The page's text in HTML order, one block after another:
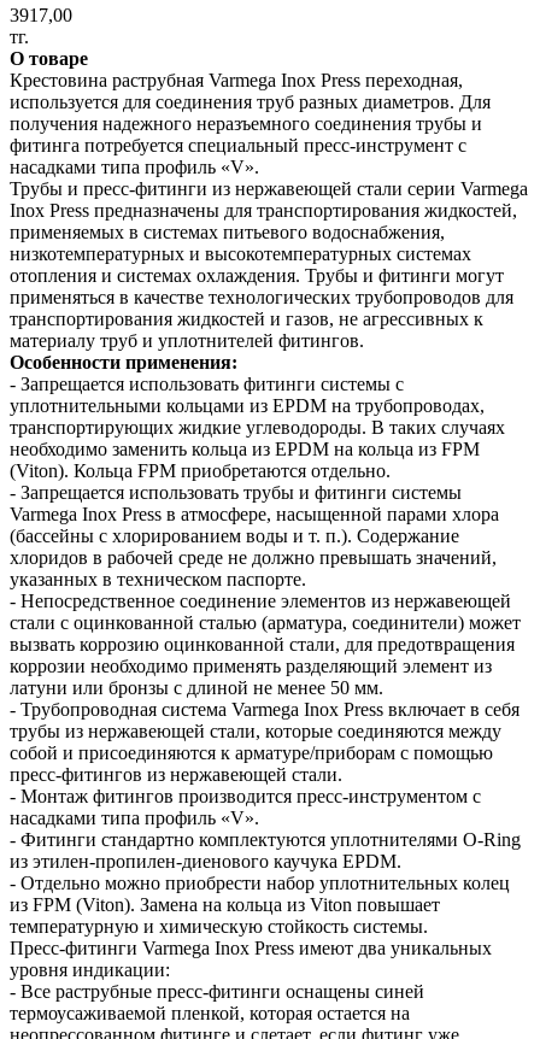
3917,00
тг.
О товаре
Крестовина раструбная Varmega Inox Press переходная,
используется для соединения труб разных диаметров. Для
получения надежного неразъемного соединения трубы и
фитинга потребуется специальный пресс-инструмент с
насадками типа профиль «V».
Трубы и пресс-фитинги из нержавеющей стали серии Varmega
Inox Press предназначены для транспортирования жидкостей,
применяемых в системах питьевого водоснабжения,
низкотемпературных и высокотемпературных системах
отопления и системах охлаждения. Трубы и фитинги могут
применяться в качестве технологических трубопроводов для
транспортирования жидкостей и газов, не агрессивных к
материалу труб и уплотнителей фитингов.
Особенности применения:
- Запрещается использовать фитинги системы с
уплотнительными кольцами из EPDM на трубопроводах,
транспортирующих жидкие углеводороды. В таких случаях
необходимо заменить кольца из EPDM на кольца из FPM
(Viton). Кольца FPM приобретаются отдельно.
- Запрещается использовать трубы и фитинги системы
Varmega Inox Press в атмосфере, насыщенной парами хлора
(бассейны с хлорированием воды и т. п.). Содержание
хлоридов в рабочей среде не должно превышать значений,
указанных в техническом паспорте.
- Непосредственное соединение элементов из нержавеющей
стали с оцинкованной сталью (арматура, соединители) может
вызвать коррозию оцинкованной стали, для предотвращения
коррозии необходимо применять разделяющий элемент из
латуни или бронзы с длиной не менее 50 мм.
- Трубопроводная система Varmega Inox Press включает в себя
трубы из нержавеющей стали, которые соединяются между
собой и присоединяются к арматуре/приборам с помощью
пресс-фитингов из нержавеющей стали.
- Монтаж фитингов производится пресс-инструментом с
насадками типа профиль «V».
- Фитинги стандартно комплектуются уплотнителями O-Ring
из этилен-пропилен-диенового каучука EPDM.
- Отдельно можно приобрести набор уплотнительных колец
из FPM (Viton). Замена на кольца из Viton повышает
температурную и химическую стойкость системы.
Пресс-фитинги Varmega Inox Press имеют два уникальных
уровня индикации:
- Все раструбные пресс-фитинги оснащены синей
термоусаживаемой пленкой, которая остается на
неопрессованном фитинге и слетает, если фитинг уже